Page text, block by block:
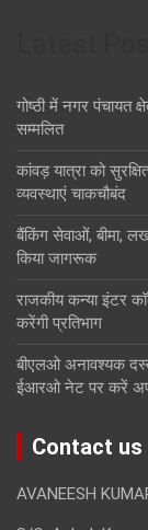
गोष्ठी में नगर पंचायत
सम्मलित
कांवड़ यात्रा को
व्यवस्थाएं चाकचौबंद
बैंकिंग सेवाओं, बीमा,
किया जागरूक
राजकीय कन्या इंटर
करेंगी प्रतिभाग
बीएलओ अनावश्यक
ईआरओ नेट पर करें
Contact us
AVANEESH